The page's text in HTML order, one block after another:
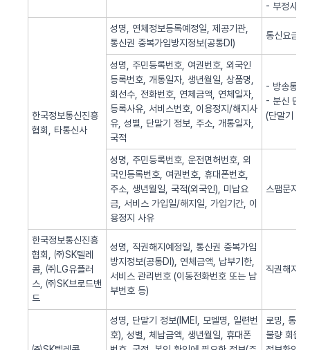
- 부정사용
한국정보통신진흥
협회, 타통신사
성명, 연체정보등록예정일, 제공기관,
통신권 중복가입방지정보(공통DI)
통신요금
성명, 주민등록번호, 여권번호, 외국인
등록번호, 개통일자, 생년월일, 상품명,
회선수, 전화번호, 연체금액, 연체일자,
등록사유, 서비스번호, 이용정지/해지사
유, 성별, 단말기 정보, 주소, 개통일자,
국적
- 방송통신
- 분신 단
(단말기 분
성명, 주민등록번호, 운전면허번호, 외
국인등록번호, 여권번호, 휴대폰번호,
주소, 생년월일, 국적(외국인), 미납요
금, 서비스 가입일/해지일, 가입기간, 이
용정지 사유
스팸문자
한국정보통신진흥
협회, ㈜SK텔레
콤, ㈜LG유플러
스, ㈜SK브로드밴
드
성명, 직권해지예정일, 통신권 중복가입
방지정보(공통DI), 연체금액, 납부기한,
서비스 관리번호 (이동전화번호 또는 납
부번호 등)
직권해지
성명, 단말기 정보(IMEI, 모델명, 일련번
호), 성별, 체납금액, 생년월일, 휴대폰
로밍, 통화
불량 회원